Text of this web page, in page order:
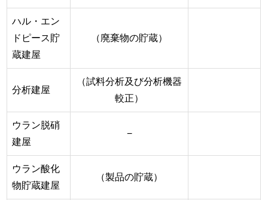
ハル・エン
ドピース貯
蔵建屋
（廃棄物の貯蔵）
分析建屋
（試料分析及び分析機器
較正）
ウラン脱硝
建屋
−
ウラン酸化
物貯蔵建屋
（製品の貯蔵）